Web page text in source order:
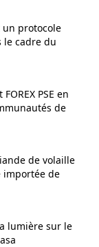
un protocole
le cadre du
PSE en
de
de volaille
importée de
lumière sur le